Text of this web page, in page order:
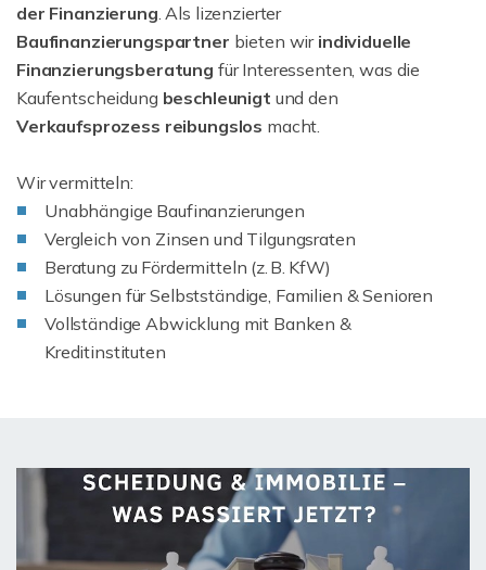
der Finanzierung . Als lizenzierter
Baufinanzierungspartner bieten wir individuelle
Finanzierungsberatung für Interessenten, was die
Kaufentscheidung beschleunigt und den
Verkaufsprozess reibungslos macht.
Wir vermitteln:
Unabhängige Baufinanzierungen
Vergleich von Zinsen und Tilgungsraten
Beratung zu Fördermitteln (z. B. KfW)
Lösungen für Selbstständige, Familien & Senioren
Vollständige Abwicklung mit Banken &
Kreditinstituten